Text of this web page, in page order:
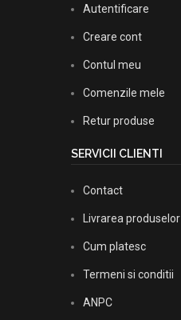
Autentificare
Creare cont
Contul meu
Comenzile mele
Retur produse
SERVICII CLIENTI
Contact
Livrarea produselor
Cum platesc
Termeni si conditii
ANPC